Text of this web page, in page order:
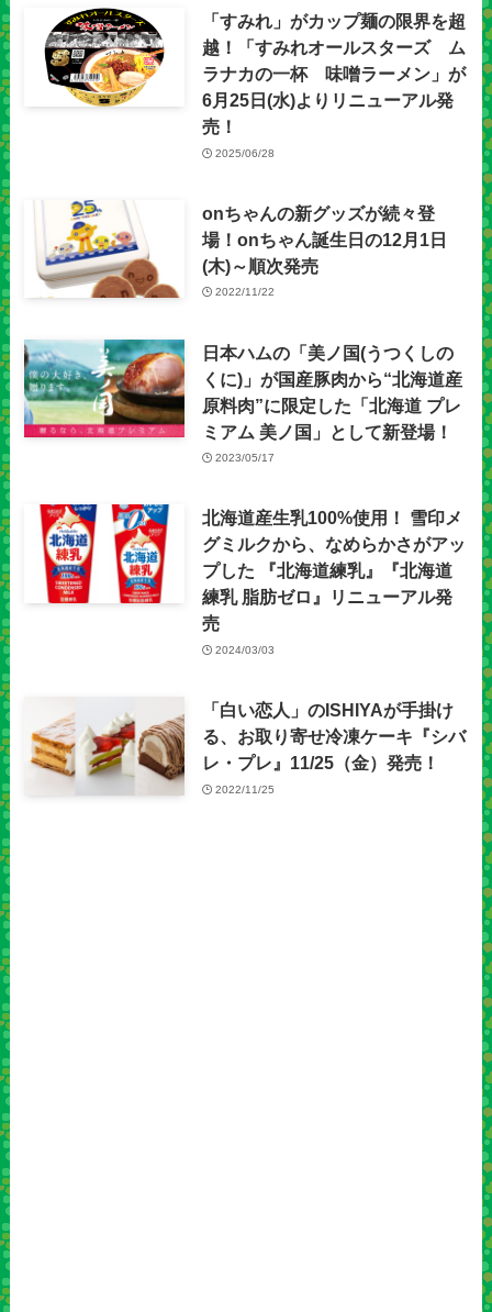
「すみれ」がカップ麺の限界を超
越！「すみれオールスターズ ム
ラナカの一杯 味噌ラーメン」が
6月25日(水)よりリニューアル発
売！
2025/06/28
onちゃんの新グッズが続々登
場！onちゃん誕生日の12月1日
(木)～順次発売
2022/11/22
日本ハムの「美ノ国(うつくしの
くに)」が国産豚肉から“北海道産
原料肉”に限定した「北海道 プレ
ミアム 美ノ国」として新登場！
2023/05/17
北海道産生乳100%使用！ 雪印メ
グミルクから、なめらかさがアッ
プした 『北海道練乳』『北海道
練乳 脂肪ゼロ』リニューアル発
売
2024/03/03
「白い恋人」のISHIYAが手掛け
る、お取り寄せ冷凍ケーキ『シバ
レ・プレ』11/25（金）発売！
2022/11/25